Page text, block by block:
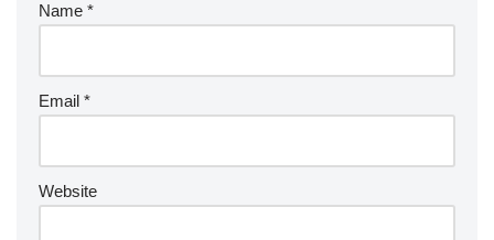
Name *
Email *
Website